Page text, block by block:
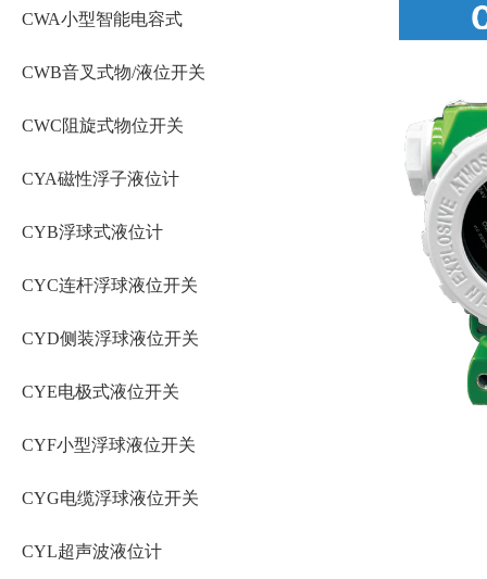
CWA小型智能电容式
CWB音叉式物/液位开关
CWC阻旋式物位开关
CYA磁性浮子液位计
CYB浮球式液位计
CYC连杆浮球液位开关
CYD侧装浮球液位开关
CYE电极式液位开关
CYF小型浮球液位开关
CYG电缆浮球液位开关
CYL超声波液位计